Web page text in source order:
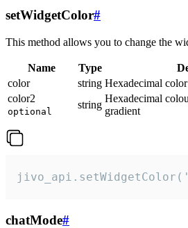
setWidgetColor#
This method allows you to change the
Name Type
color
string Hexadecimal
color2
optional
string
Hexadecimal
gradient
chatMode#